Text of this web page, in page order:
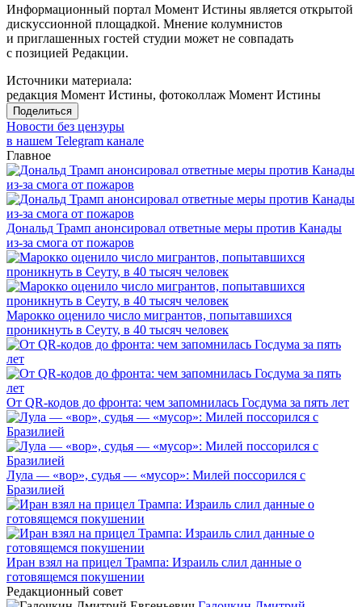
Информационный портал Момент Истины является открытой
дискуссионной площадкой. Мнение колумнистов
и приглашенных гостей студии может не совпадать
с позицией Редакции.
Источники материала:
редакция Момент Истины, фотоколлаж Момент Истины
Поделиться
Новости без цензуры
в нашем Telegram канале
Главное
Дональд Трамп анонсировал ответные меры против Канады
из-за смога от пожаров
Марокко оценило число мигрантов, попытавшихся
проникнуть в Сеуту, в 40 тысяч человек
От QR-кодов до фронта: чем запомнилась Госдума за пять лет
Лула — «вор», судья — «мусор»: Милей поссорился с
Бразилией
Иран взял на прицел Трампа: Израиль слил данные о
готовящемся покушении
Редакционный совет